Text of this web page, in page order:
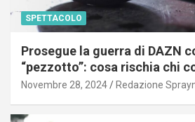
SPETTACOLO
Prosegue la guerra di DAZN
“pezzotto”: cosa rischia chi
Novembre 28, 2024 Redazione